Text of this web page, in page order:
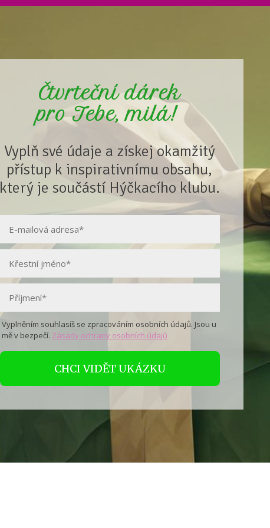
Čtvrteční dárek
pro Tebe, milá!
Vyplň své údaje a získej okamžitý
přístup k inspirativnímu obsahu,
který je součástí Hýčkacího klubu.
Vyplněním souhlasíš se zpracováním osobních údajů. Jsou u
mě v bezpečí. Zásady ochrany osobních údajů
CHCI VIDĚT UKÁZKU